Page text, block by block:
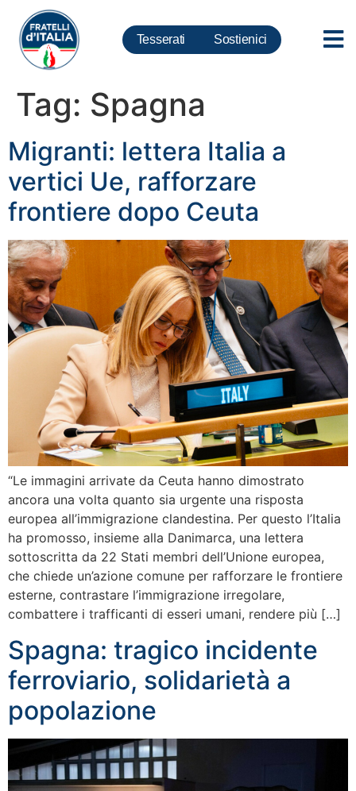
Tesserati Sostienici
Tag: Spagna
Migranti: lettera Italia a
vertici Ue, rafforzare
frontiere dopo Ceuta
“Le immagini arrivate da Ceuta hanno dimostrato
ancora una volta quanto sia urgente una risposta
europea all’immigrazione clandestina. Per questo l’Italia
ha promosso, insieme alla Danimarca, una lettera
sottoscritta da 22 Stati membri dell’Unione europea,
che chiede un’azione comune per rafforzare le frontiere
esterne, contrastare l’immigrazione irregolare,
combattere i trafficanti di esseri umani, rendere più […]
Spagna: tragico incidente
ferroviario, solidarietà a
popolazione